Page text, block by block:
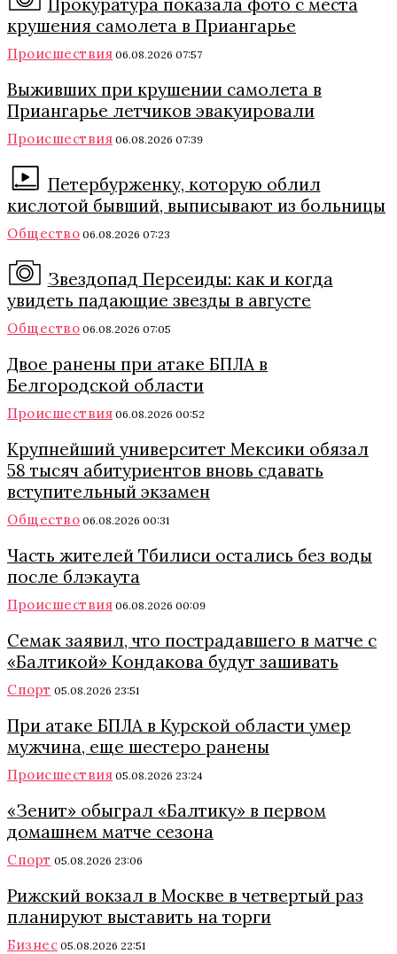
Прокуратура показала фото с места
крушения самолета в Приангарье
Происшествия 06.08.2026 07:57
Выживших при крушении самолета в
Приангарье летчиков эвакуировали
Происшествия 06.08.2026 07:39
Петербурженку, которую облил
кислотой бывший, выписывают из больницы
Общество 06.08.2026 07:23
Звездопад Персеиды: как и когда
увидеть падающие звезды в августе
Общество 06.08.2026 07:05
Двое ранены при атаке БПЛА в
Белгородской области
Происшествия 06.08.2026 00:52
Крупнейший университет Мексики обязал
58 тысяч абитуриентов вновь сдавать
вступительный экзамен
Общество 06.08.2026 00:31
Часть жителей Тбилиси остались без воды
после блэкаута
Происшествия 06.08.2026 00:09
Семак заявил, что пострадавшего в матче с
«Балтикой» Кондакова будут зашивать
Спорт 05.08.2026 23:51
При атаке БПЛА в Курской области умер
мужчина, еще шестеро ранены
Происшествия 05.08.2026 23:24
«Зенит» обыграл «Балтику» в первом
домашнем матче сезона
Спорт 05.08.2026 23:06
Рижский вокзал в Москве в четвертый раз
планируют выставить на торги
Бизнес 05.08.2026 22:51